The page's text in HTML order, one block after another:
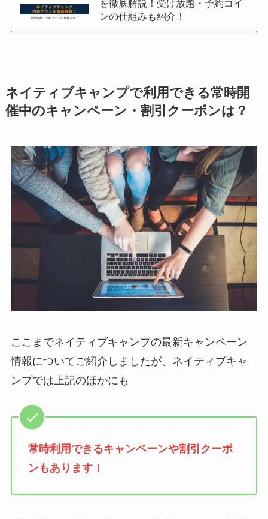
を徹底解説！受け放題・予約コイ
ンの仕組みも紹介！
ネイティブキャンプで利用できる常時開
催中のキャンペーン・割引クーポンは？
ここまでネイティブキャンプの最新キャンペーン
情報についてご紹介しましたが、ネイティブキャ
ンプでは上記のほかにも
常時利用できるキャンペーンや割引クーポ
ンもあります！